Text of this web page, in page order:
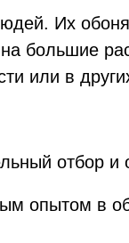
Их
большие
или в
отбор и
опытом в